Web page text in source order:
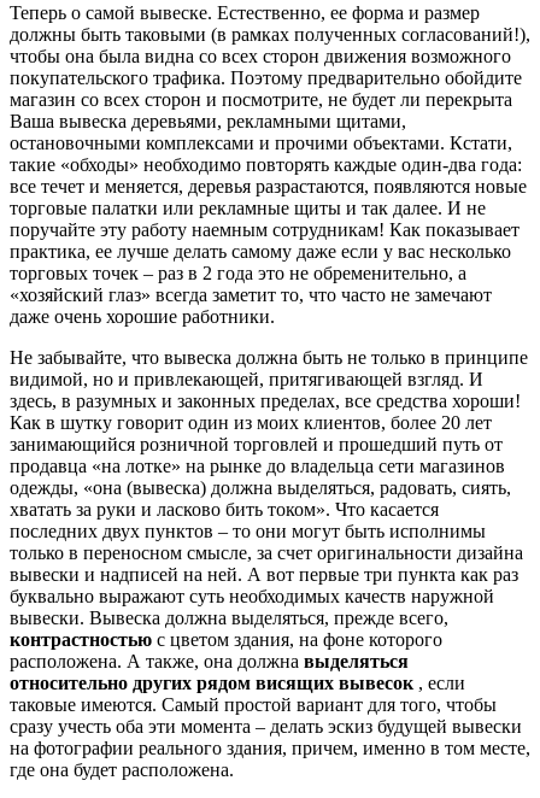
Теперь о самой вывеске. Естественно, ее форма и размер
должны быть таковыми (в рамках полученных согласований!),
чтобы она была видна со всех сторон движения возможного
покупательского трафика. Поэтому предварительно обойдите
магазин со всех сторон и посмотрите, не будет ли перекрыта
Ваша вывеска деревьями, рекламными щитами,
остановочными комплексами и прочими объектами. Кстати,
такие «обходы» необходимо повторять каждые один-два года:
все течет и меняется, деревья разрастаются, появляются новые
торговые палатки или рекламные щиты и так далее. И не
поручайте эту работу наемным сотрудникам! Как показывает
практика, ее лучше делать самому даже если у вас несколько
торговых точек – раз в 2 года это не обременительно, а
«хозяйский глаз» всегда заметит то, что часто не замечают
даже очень хорошие работники.
Не забывайте, что вывеска должна быть не только в принципе
видимой, но и привлекающей, притягивающей взгляд. И
здесь, в разумных и законных пределах, все средства хороши!
Как в шутку говорит один из моих клиентов, более 20 лет
занимающийся розничной торговлей и прошедший путь от
продавца «на лотке» на рынке до владельца сети магазинов
одежды, «она (вывеска) должна выделяться, радовать, сиять,
хватать за руки и ласково бить током». Что касается
последних двух пунктов – то они могут быть исполнимы
только в переносном смысле, за счет оригинальности дизайна
вывески и надписей на ней. А вот первые три пункта как раз
буквально выражают суть необходимых качеств наружной
вывески. Вывеска должна выделяться, прежде всего,
контрастностью с цветом здания, на фоне которого
расположена. А также, она должна выделяться
относительно других рядом висящих вывесок , если
таковые имеются. Самый простой вариант для того, чтобы
сразу учесть оба эти момента – делать эскиз будущей вывески
на фотографии реального здания, причем, именно в том месте,
где она будет расположена.